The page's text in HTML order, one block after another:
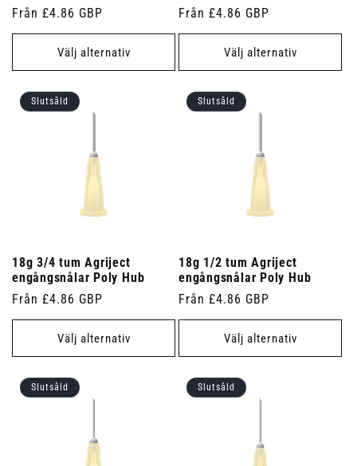
Ordinarie
pris
Från £4.86 GBP
Välj alternativ
Ordinarie
pris
Från £4.86 GBP
Välj alternativ
Slutsåld
18g 3/4 tum Agriject
engångsnålar Poly Hub
Ordinarie
pris
Från £4.86 GBP
Välj alternativ
Slutsåld
18g 1/2 tum Agriject
engångsnålar Poly Hub
Ordinarie
pris
Från £4.86 GBP
Välj alternativ
Slutsåld Slutsåld